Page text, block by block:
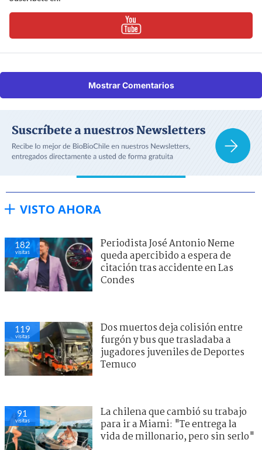
Mostrar Comentarios
VISTO AHORA
182
visitas
Periodista José Antonio Neme
queda apercibido a espera de
citación tras accidente en Las
Condes
119
visitas
Dos muertos deja colisión entre
furgón y bus que trasladaba a
jugadores juveniles de Deportes
Temuco
91
visitas
La chilena que cambió su trabajo
para ir a Miami: "Te entrega la
vida de millonario, pero sin serlo"